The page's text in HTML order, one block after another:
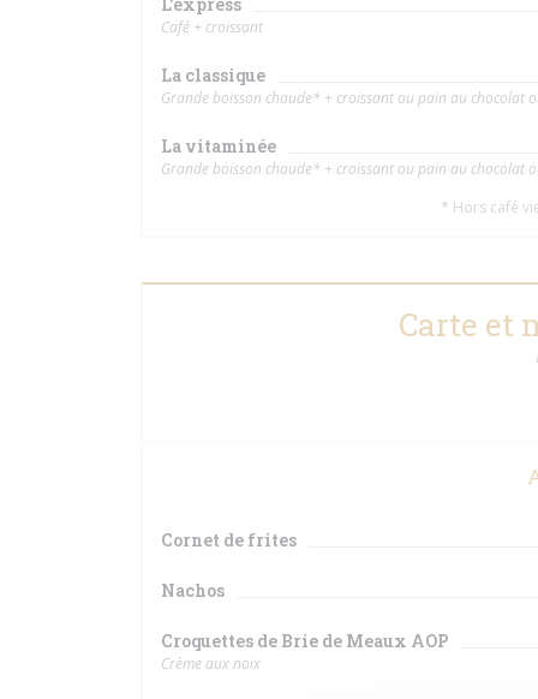
Café + croissant
La classique
Grande boisson chaude* + croissant ou pain au chocolat
La vitaminée
Grande boisson chaude* + croissant ou pain au chocolat
* Hors café
Carte et
Cornet de frites
Nachos
Croquettes de Brie de Meaux AOP
Crème aux noix